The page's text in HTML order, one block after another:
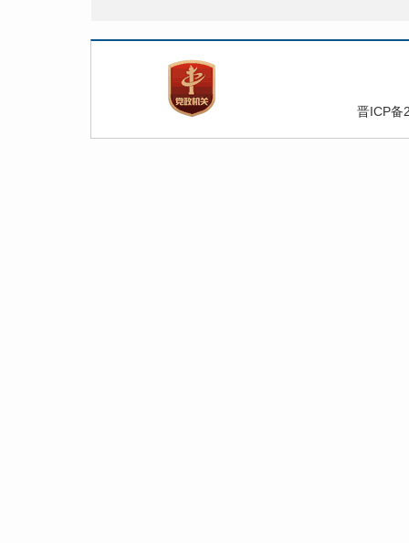
晋ICP备